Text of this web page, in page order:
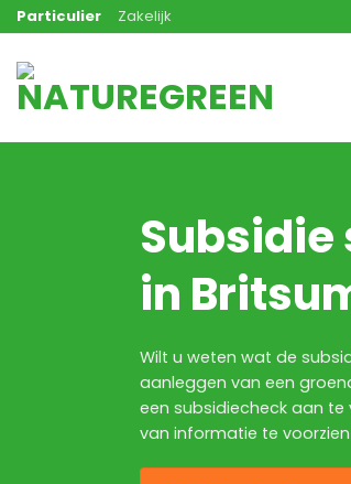
Ga
naar
inhoud
Particulier Zakelijk
in
Wilt u weten wat de
aanleggen van een
een subsidiecheck aan
van informatie te